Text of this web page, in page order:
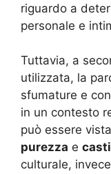
riguardo a
personale e
Tuttavia, a
utilizzata, la
sfumature e
in un contesto
può essere
purezza e
culturale,